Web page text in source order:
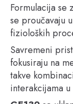
Formulacija se
se proučavaju
fizioloških
Savremeni
fokusiraju na
takve
interakcijama